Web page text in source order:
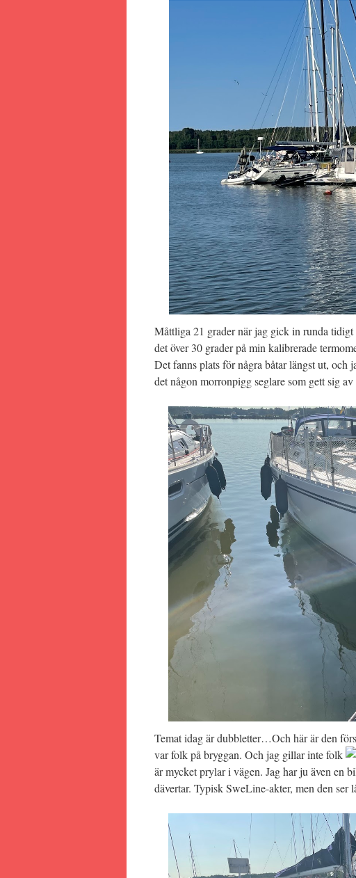
Måttliga 21 grader när jag gick in runda
det över 30 grader på min kalibrerade
Det fanns plats för några båtar längst ut, och
det någon morronpigg seglare som gett sig
Temat idag är dubbletter…Och här är den
var folk på bryggan. Och jag gillar inte folk
är mycket prylar i vägen. Jag har ju även en
dävertar. Typisk SweLine-akter, men den ser